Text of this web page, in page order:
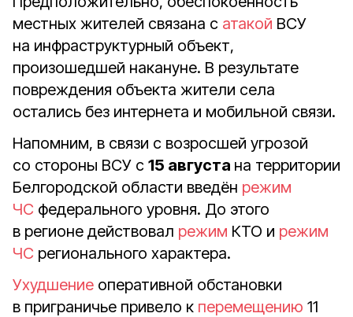
местных жителей связана с атакой ВСУ
на инфраструктурный объект,
произошедшей накануне. В результате
повреждения объекта жители села
остались без интернета и мобильной связи.
Напомним, в связи с возросшей угрозой
со стороны ВСУ с 15 августа на территории
Белгородской области введён режим
ЧС федерального уровня. До этого
в регионе действовал режим КТО и режим
ЧС регионального характера.
Ухудшение оперативной обстановки
в приграничье привело к перемещению 11